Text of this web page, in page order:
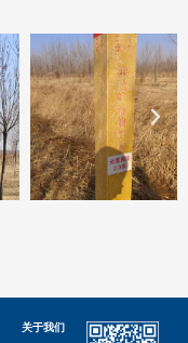
关于我们